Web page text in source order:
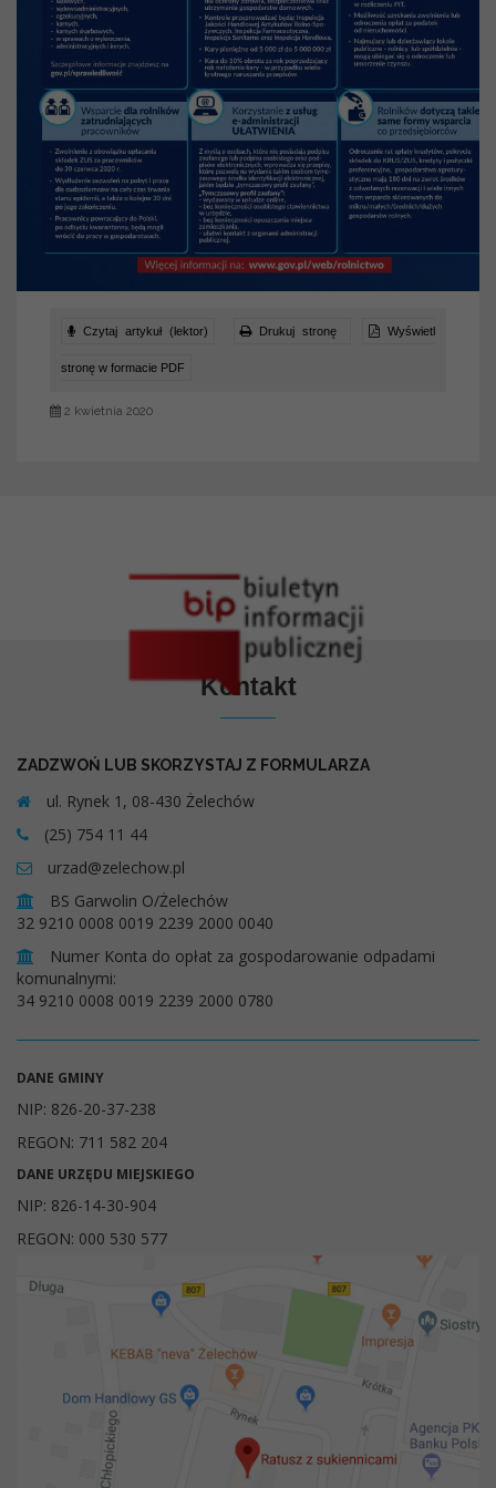
Czytaj artykuł (lektor) Drukuj stronę Wyświetl
stronę w formacie PDF
2 kwietnia 2020
Kontakt
ZADZWOŃ LUB SKORZYSTAJ Z FORMULARZA
ul. Rynek 1, 08-430 Żelechów
(25) 754 11 44
urzad@zelechow.pl
BS Garwolin O/Żelechów
32 9210 0008 0019 2239 2000 0040
Numer Konta do opłat za gospodarowanie odpadami
komunalnymi:
34 9210 0008 0019 2239 2000 0780
DANE GMINY
NIP: 826-20-37-238
REGON: 711 582 204
DANE URZĘDU MIEJSKIEGO
NIP: 826-14-30-904
REGON: 000 530 577